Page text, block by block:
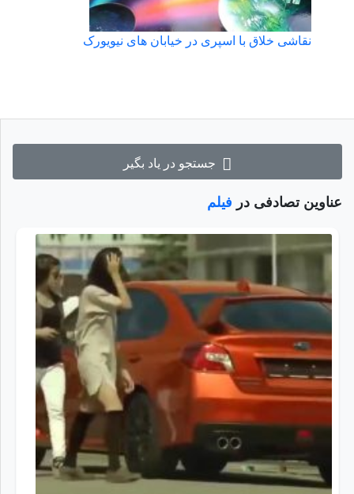
جستجو در یاد بگیر
عناوین تصادفی در فیلم
نقاشی خلاق با اسپری در خیابان های نیویورک